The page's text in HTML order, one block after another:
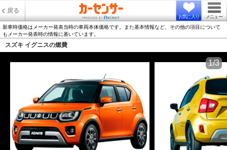
戻る
お気に入り メニュー
新車時価格はメーカー発表当時の車両本体価格です。また基本情報など、その他の項目について
もメーカー発表時の情報に基いています。
スズキ イグニスの燃費
1/3